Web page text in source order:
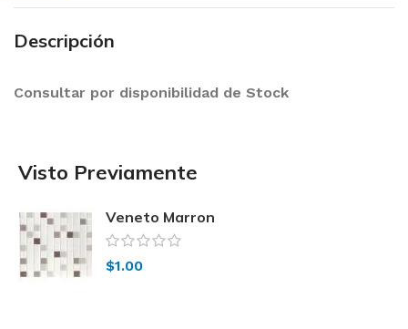
Descripción
Consultar por disponibilidad de Stock
Visto Previamente
Veneto Marron
$1.00